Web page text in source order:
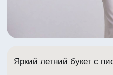
Политика конфиденциальности